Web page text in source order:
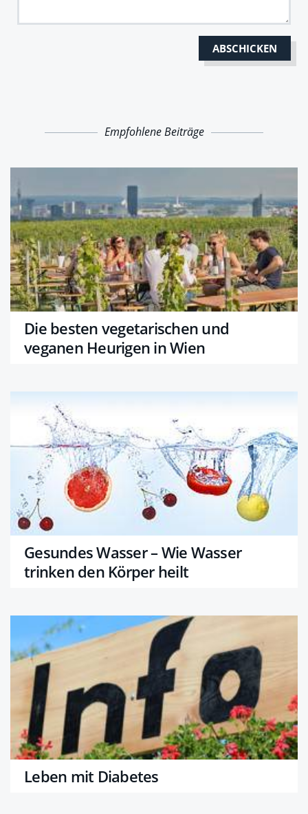
Empfohlene Beiträge
Die besten vegetarischen und
veganen Heurigen in Wien
Gesundes Wasser – Wie Wasser
trinken den Körper heilt
Leben mit Diabetes